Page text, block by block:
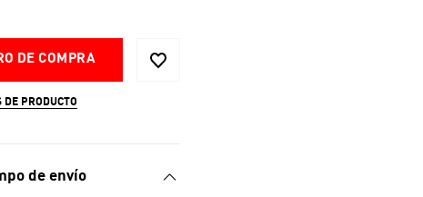
DE COMPRA
DE PRODUCTO
de envío